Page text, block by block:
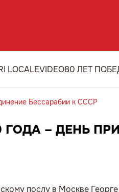
LOCALEVIDEO80 ЛЕТ
Бессарабии к СССР
– ДЕНЬ
послу в Москве